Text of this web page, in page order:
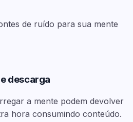
de ruído para sua mente
descarga
a mente podem devolver
hora consumindo conteúdo.